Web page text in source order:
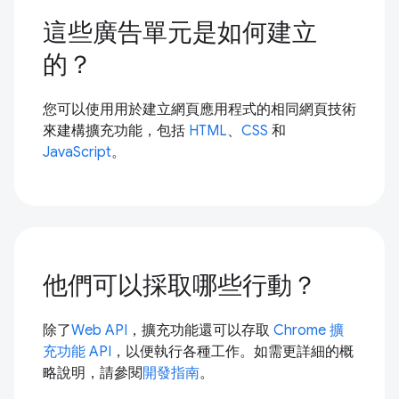
這些廣告單元是如何建立
的？
您可以使用用於建立網頁應用程式的相同網頁技術
來建構擴充功能，包括 HTML、 CSS 和
JavaScript。
他們可以採取哪些行動？
除了Web API ，擴充功能還可以存取 Chrome 擴
充功能 API ，以便執行各種工作。如需更詳細的概
略說明，請參閱開發指南。